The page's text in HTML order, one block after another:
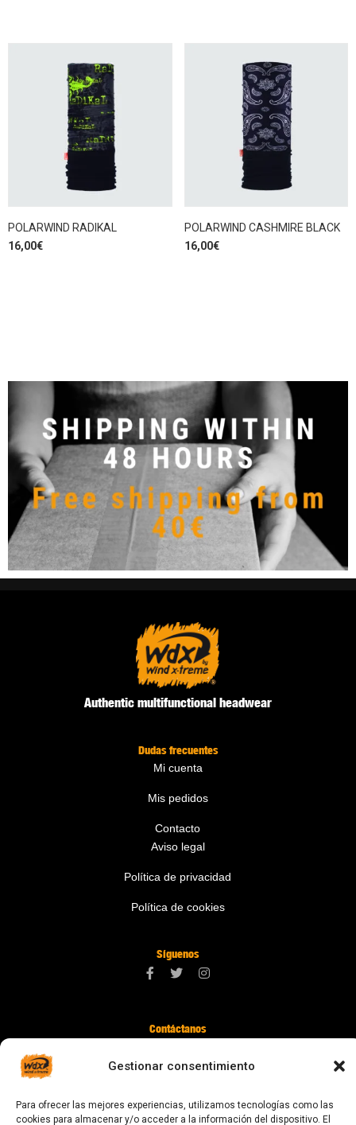
Gestionar consentimiento
Para ofrecer las mejores experiencias, utilizamos tecnologías como las
cookies para almacenar y/o acceder a la información del dispositivo. El
POLARWIND RADIKAL
16,00€
POLARWIND CASHMIRE BLACK
16,00€
Authentic multifunctional headwear
Dudas frecuentes
Mi cuenta
Mis pedidos
Contacto
Aviso legal
Política de privacidad
Política de cookies
Síguenos
Contáctanos
08024 Barcelona